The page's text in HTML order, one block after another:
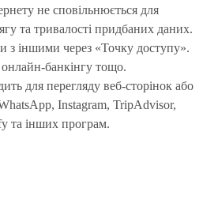
не сповільнюється для
та тривалості придбаних даних.
з іншими через «Точку доступу».
банкінгу тощо.
для перегляду веб-сторінок або
Instagram, TripAdvisor,
та інших програм.